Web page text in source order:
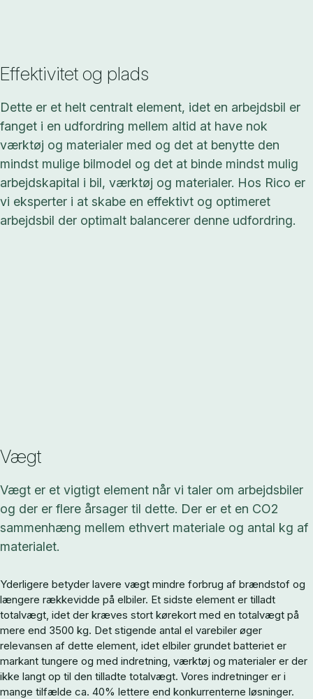
Effektivitet og plads
Dette er et helt centralt element, idet en arbejdsbil er
fanget i en udfordring mellem altid at have nok
værktøj og materialer med og det at benytte den
mindst mulige bilmodel og det at binde mindst mulig
arbejdskapital i bil, værktøj og materialer. Hos Rico er
vi eksperter i at skabe en effektivt og optimeret
arbejdsbil der optimalt balancerer denne udfordring.
Vægt
Vægt er et vigtigt element når vi taler om arbejdsbiler
og der er flere årsager til dette. Der er et en CO2
sammenhæng mellem ethvert materiale og antal kg af
materialet.
Yderligere betyder lavere vægt mindre forbrug af brændstof og
længere rækkevidde på elbiler. Et sidste element er tilladt
totalvægt, idet der kræves stort kørekort med en totalvægt på
mere end 3500 kg. Det stigende antal el varebiler øger
relevansen af dette element, idet elbiler grundet batteriet er
markant tungere og med indretning, værktøj og materialer er der
ikke langt op til den tilladte totalvægt. Vores indretninger er i
mange tilfælde ca. 40% lettere end konkurrenterne løsninger.